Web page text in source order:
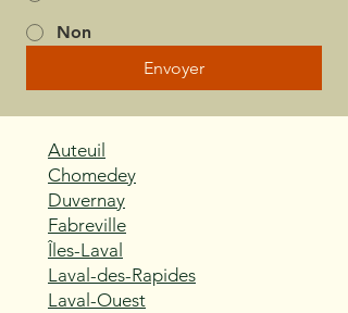
Non
Envoyer
Auteuil
Chomedey
Duvernay
Fabreville
Îles-Laval
Laval-des-Rapides
Laval-Ouest